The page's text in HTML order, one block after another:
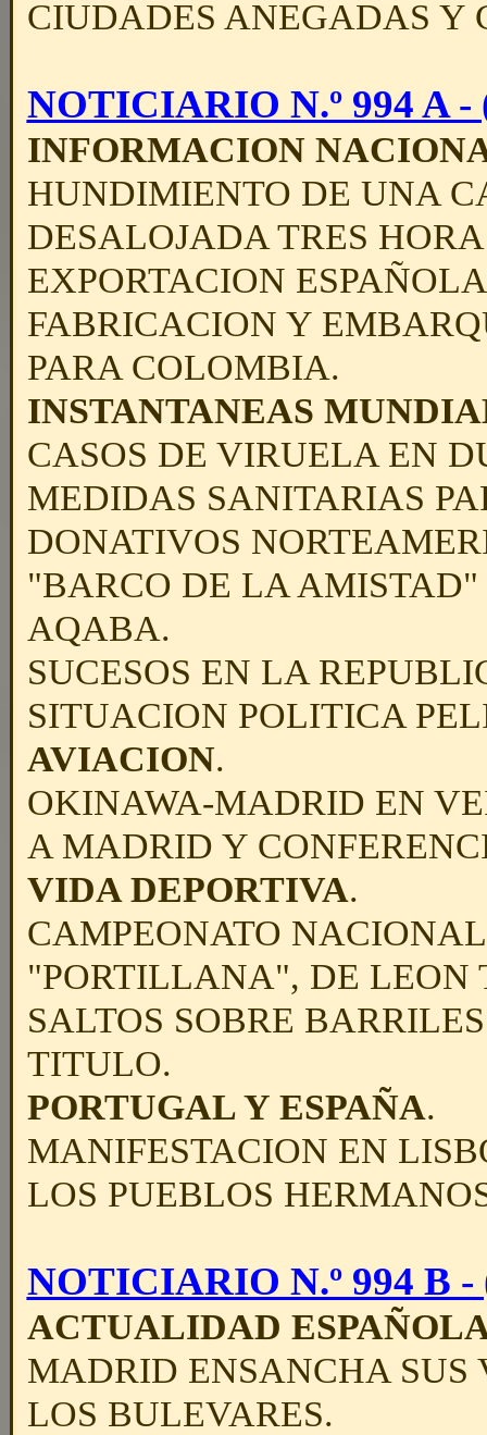
CIUDADES ANEGADAS Y
NOTICIARIO N.º 994 A -
INFORMACION
HUNDIMIENTO DE UNA
DESALOJADA TRES
EXPORTACION
FABRICACION Y
PARA COLOMBIA.
INSTANTANEAS
CASOS DE VIRUELA EN
MEDIDAS SANITARIAS
DONATIVOS
"BARCO DE LA
AQABA.
SUCESOS EN LA
SITUACION POLITICA
AVIACION.
OKINAWA-MADRID EN
A MADRID Y
VIDA DEPORTIVA.
CAMPEONATO
"PORTILLANA", DE LEON
SALTOS SOBRE
TITULO.
PORTUGAL Y ESPAÑA.
MANIFESTACION EN
LOS PUEBLOS
NOTICIARIO N.º 994 B -
ACTUALIDAD
MADRID ENSANCHA SUS
LOS BULEVARES.